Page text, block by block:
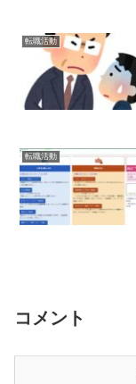
転職活動
転職活動
コメント